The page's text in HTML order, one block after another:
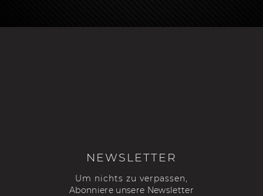
NEWSLETTER
Um nichts zu verpassen,
Abonniere unsere Newsletter